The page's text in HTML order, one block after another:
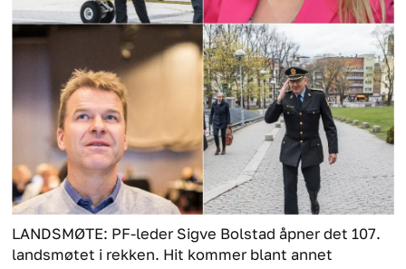
LANDSMØTE: PF-leder Sigve Bolstad åpner det 107.
landsmøtet i rekken. Hit kommer blant annet